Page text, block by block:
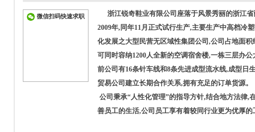
微信扫码快速求职
浙江锐奇鞋业有限公司座落于风景秀丽的浙江省
2009年,同年11月正式试行生产,主要生产中高档冷
化发展之大型民营无区域性集团公司,公司占地面
可同时容纳1200人全新的空调宿舍楼,一栋三层办
前公司有16条针车线和8条先进成型流水线,成型日
贸易公司建立长期合作关系,拥有充足的订单货源。
公司秉承“人性化管理”的指导方针,结合地方法律,
善员工的生活,公司员工享有着较同行业更为优厚